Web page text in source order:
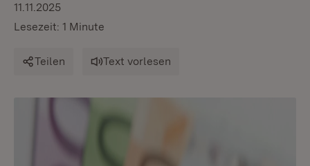
11.11.2025
Lesezeit: 1 Minute
Teilen Text vorlesen